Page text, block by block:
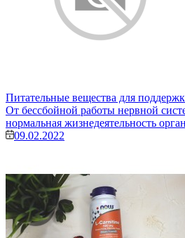
Питательные вещества для
От бессбойной работы нервной
нормальная жизнедеятельность
09.02.2022